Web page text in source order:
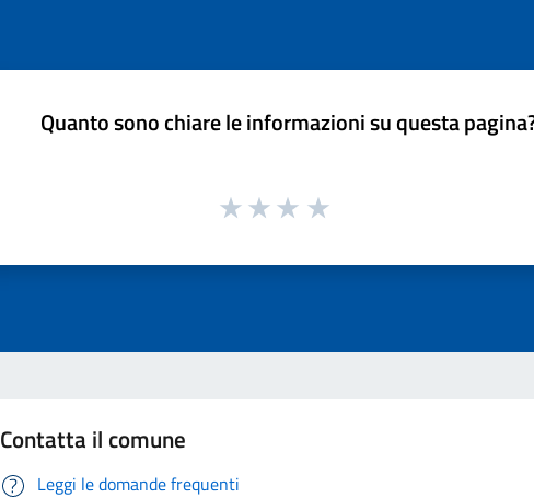
Quanto sono chiare le informazioni su questa
Contatta il comune
Leggi le domande frequenti